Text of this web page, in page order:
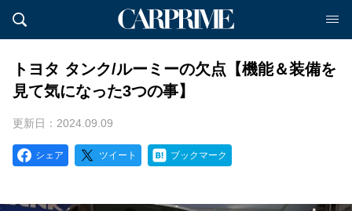
トヨタ タンク/ルーミーの欠点【機能＆装備を
見て気になった3つの事】
更新日：2024.09.09
シェア ツイート ブックマーク